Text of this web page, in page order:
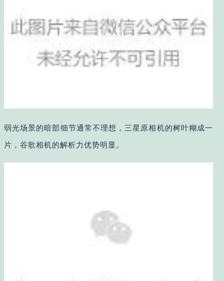
弱光场景的暗部细节通常不理想，三星原相机的树叶糊成一
片，谷歌相机的解析力优势明显。